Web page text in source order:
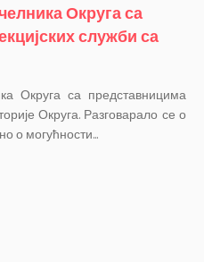
Округа са
служби са
Округа са представницима
Округа. Разговарало се о
о могућности...